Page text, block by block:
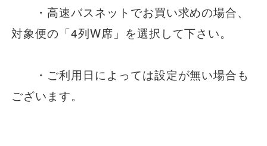
・高速バスネットでお買い求めの場合、
対象便の「4列W席」を選択して下さい。
・ご利用日によっては設定が無い場合も
ございます。